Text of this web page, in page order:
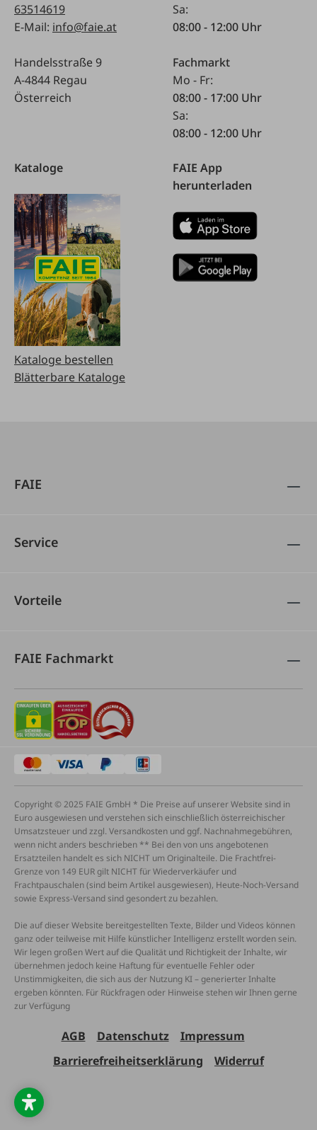
63514619
E-Mail: info@faie.at
Handelsstraße 9
A-4844 Regau
Österreich
Sa:
08:00 - 12:00 Uhr
Fachmarkt
Mo - Fr:
08:00 - 17:00 Uhr
Sa:
08:00 - 12:00 Uhr
Kataloge
Kataloge bestellen
Blätterbare Kataloge
FAIE App
herunterladen
FAIE
Service
Vorteile
FAIE Fachmarkt
Copyright © 2025 FAIE GmbH * Die Preise auf unserer Website sind in
Euro ausgewiesen und verstehen sich einschließlich österreichischer
Umsatzsteuer und zzgl. Versandkosten und ggf. Nachnahmegebühren,
wenn nicht anders beschrieben ** Bei den von uns angebotenen
Ersatzteilen handelt es sich NICHT um Originalteile. Die Frachtfrei-
Grenze von 149 EUR gilt NICHT für Wiederverkäufer und
Frachtpauschalen (sind beim Artikel ausgewiesen), Heute-Noch-Versand
sowie Express-Versand sind gesondert zu bezahlen.
Die auf dieser Website bereitgestellten Texte, Bilder und Videos können
ganz oder teilweise mit Hilfe künstlicher Intelligenz erstellt worden sein.
Wir legen großen Wert auf die Qualität und Richtigkeit der Inhalte, wir
übernehmen jedoch keine Haftung für eventuelle Fehler oder
Unstimmigkeiten, die sich aus der Nutzung KI – generierter Inhalte
ergeben könnten. Für Rückfragen oder Hinweise stehen wir Ihnen gerne
zur Verfügung
AGB Datenschutz
Impressum
Barrierefreiheitserklärung
Widerruf